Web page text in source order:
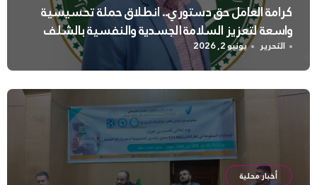
كرامة العامل حق دستوري.. انطلاق حملة تحسيسية
واسعة لتعزيز السلامة الجسدية والنفسية بالشلف
التحرير يونيو 2, 2026
أخبار محلية